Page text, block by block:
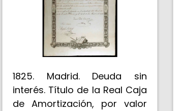
1825. Madrid. Deuda sin
interés. Título de la Real Caja
de Amortización, por valor